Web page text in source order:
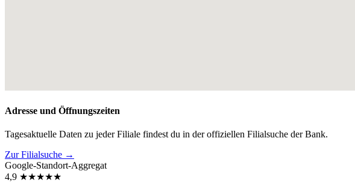
Adresse und Öffnungszeiten
Tagesaktuelle Daten zu jeder Filiale findest du in der offiziellen Filialsuche der Bank.
Zur Filialsuche →
Google-Standort-Aggregat
4,9 ★★★★★